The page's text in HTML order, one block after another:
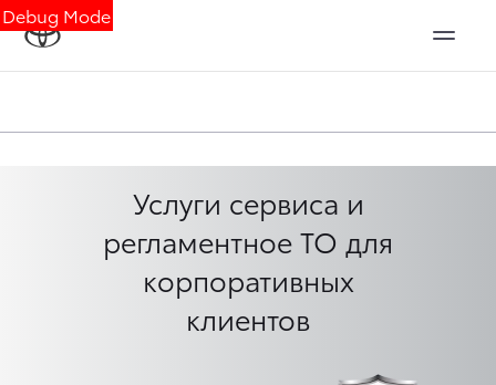
Debug Mode
Услуги сервиса и
регламентное ТО для
корпоративных
клиентов